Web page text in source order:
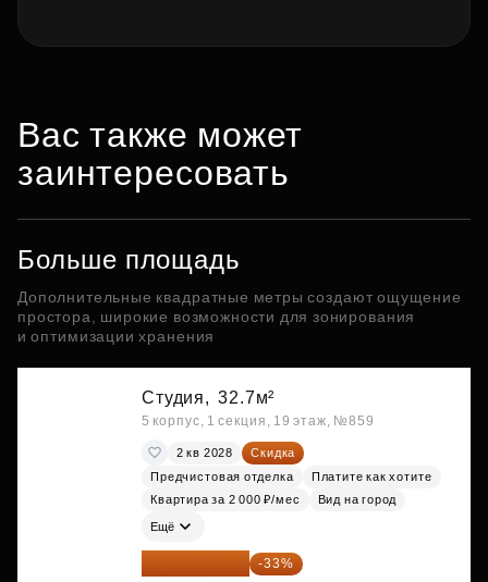
Вас также может
заинтересовать
Больше площадь
Дополнительные квадратные метры создают ощущение
простора, широкие возможности для зонирования
и оптимизации хранения
Студия, 32.7м²
5 корпус, 1 секция, 19 этаж, №859
2 кв 2028
Скидка
Предчистовая отделка
Платите как хотите
Квартира за 2 000 ₽/мес
Вид на город
Ещё
22 275 976 ₽ -33%